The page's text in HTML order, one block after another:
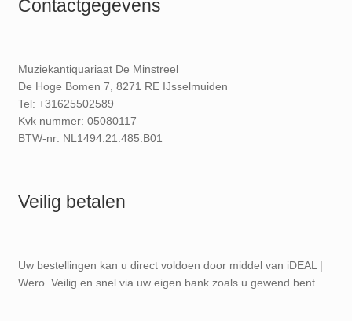
Contactgegevens
Muziekantiquariaat De Minstreel
De Hoge Bomen 7, 8271 RE IJsselmuiden
Tel: +31625502589
Kvk nummer: 05080117
BTW-nr: NL1494.21.485.B01
Veilig betalen
Uw bestellingen kan u direct voldoen door middel van iDEAL |
Wero. Veilig en snel via uw eigen bank zoals u gewend bent.